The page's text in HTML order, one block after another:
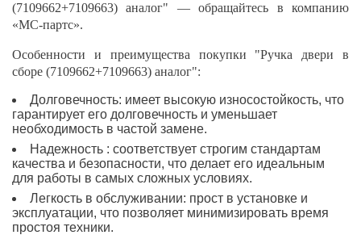
(7109662+7109663) аналог" — обращайтесь в компанию
«МС-партс».
Особенности и преимущества покупки "Ручка двери в
сборе (7109662+7109663) аналог":
Долговечность: имеет высокую износостойкость, что
гарантирует его долговечность и уменьшает
необходимость в частой замене.
Надежность : соответствует строгим стандартам
качества и безопасности, что делает его идеальным
для работы в самых сложных условиях.
Легкость в обслуживании: прост в установке и
эксплуатации, что позволяет минимизировать время
простоя техники.